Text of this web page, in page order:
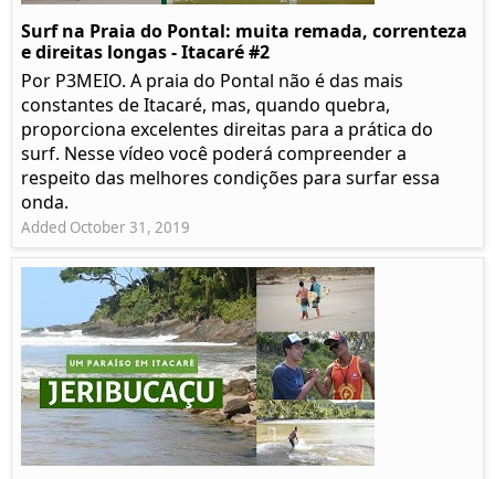
Surf na Praia do Pontal: muita remada, correnteza
e direitas longas - Itacaré #2
Por P3MEIO. A praia do Pontal não é das mais
constantes de Itacaré, mas, quando quebra,
proporciona excelentes direitas para a prática do
surf. Nesse vídeo você poderá compreender a
respeito das melhores condições para surfar essa
onda.
Added October 31, 2019